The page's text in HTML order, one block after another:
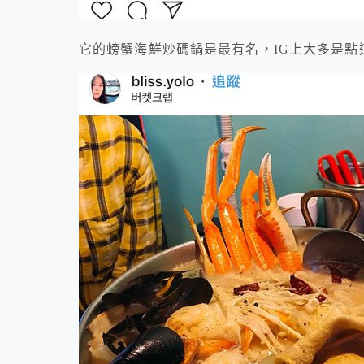
它的螃蟹海鮮炒碼鍋是最有名，IG上大多是點